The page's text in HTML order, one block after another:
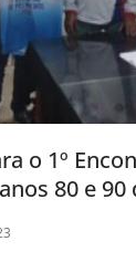
o 1º
80 e 90